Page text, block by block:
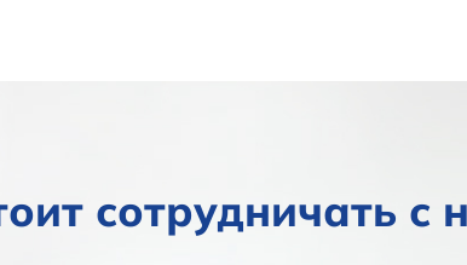
сотрудничать с